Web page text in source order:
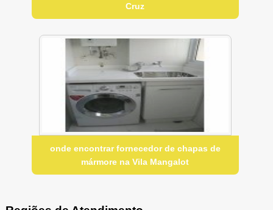
Cruz
onde encontrar fornecedor de chapas de
mármore na Vila Mangalot